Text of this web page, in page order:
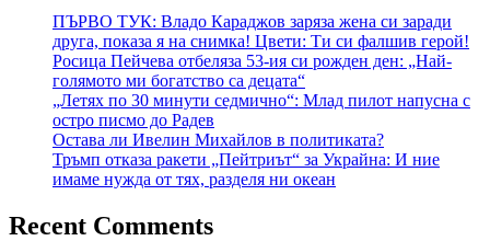
ПЪРВО ТУК: Владо Караджов заряза жена си заради
друга, показа я на снимка! Цвети: Ти си фалшив герой!
Росица Пейчева отбеляза 53-ия си рожден ден: „Най-
голямото ми богатство са децата“
„Летях по 30 минути седмично“: Млад пилот напусна с
остро писмо до Радев
Остава ли Ивелин Михайлов в политиката?
Тръмп отказа ракети „Пейтриът“ за Украйна: И ние
имаме нужда от тях, разделя ни океан
Recent Comments